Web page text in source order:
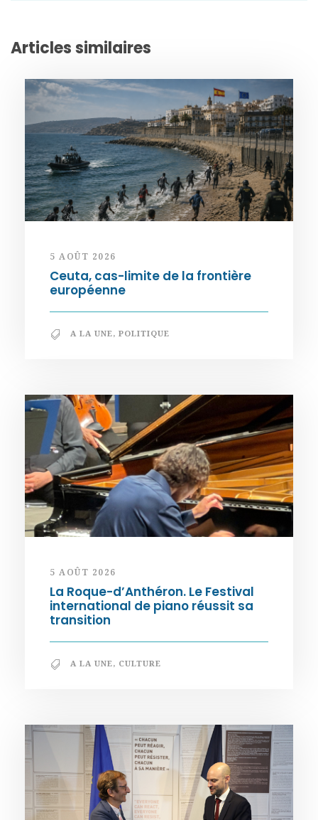
Articles similaires
5 AOÛT 2026
Ceuta, cas-limite de la frontière
européenne
A LA UNE, POLITIQUE
5 AOÛT 2026
La Roque-d’Anthéron. Le Festival
international de piano réussit sa
transition
A LA UNE, CULTURE